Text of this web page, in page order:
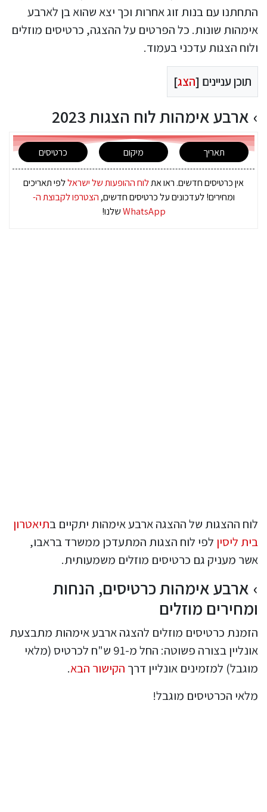
התחתנו עם בנות זוג אחרות וכך יצא שהוא בן לארבע
אימהות שונות. כל הפרטים על ההצגה, כרטיסים מוזלים
ולוח הצגות עדכני בעמוד.
תוכן עניינים [הצג]
ארבע אימהות לוח הצגות 2023
תאריך מיקום כרטיסים
אין כרטיסים חדשים. ראו אתלוח ההופעות של ישראללפי תאריכים
ומחירים! לעדכונים על כרטיסים חדשים, הצטרפו לקבוצת ה-
WhatsAppשלנו!
לוח ההצגות של ההצגה ארבע אימהות יתקיים בתיאטרון
בית ליסין לפי לוח הצגות המתעדכן ממשרד בראבו,
אשר מעניק גם כרטיסים מוזלים משמעותית.
ארבע אימהות כרטיסים, הנחות
ומחירים מוזלים
הזמנת כרטיסים מוזלים להצגה ארבע אימהות מתבצעת
אונליין בצורה פשוטה: החל מ-91 ש"ח לכרטיס (מלאי
מוגבל) למזמינים אונליין דרך הקישור הבא.
מלאי הכרטיסים מוגבל!